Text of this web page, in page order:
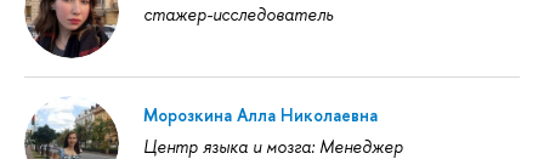
стажер-исследователь
Морозкина Алла Николаевна
Центр языка и мозга: Менеджер